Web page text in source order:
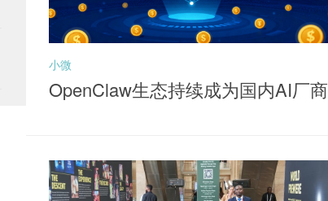
小微
OpenClaw生态持续成为国内AI厂商
20910）布局机会